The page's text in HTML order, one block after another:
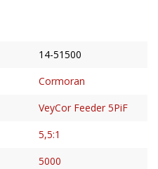
14-51500
Cormoran
VeyCor Feeder 5PiF
5,5:1
5000